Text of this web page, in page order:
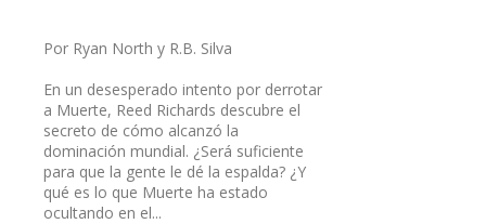
Por Ryan North y R.B. Silva
En un desesperado intento por derrotar
a Muerte, Reed Richards descubre el
secreto de cómo alcanzó la
dominación mundial. ¿Será suficiente
para que la gente le dé la espalda? ¿Y
qué es lo que Muerte ha estado
ocultando en el...